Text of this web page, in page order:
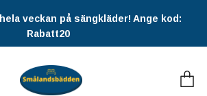
veckan på sängkläder! Ange kod:
Rabatt20